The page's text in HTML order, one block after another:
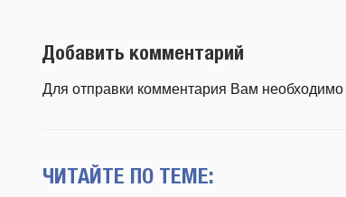
Добавить комментарий
Для отправки комментария Вам необходимо
ЧИТАЙТЕ ПО ТЕМЕ: